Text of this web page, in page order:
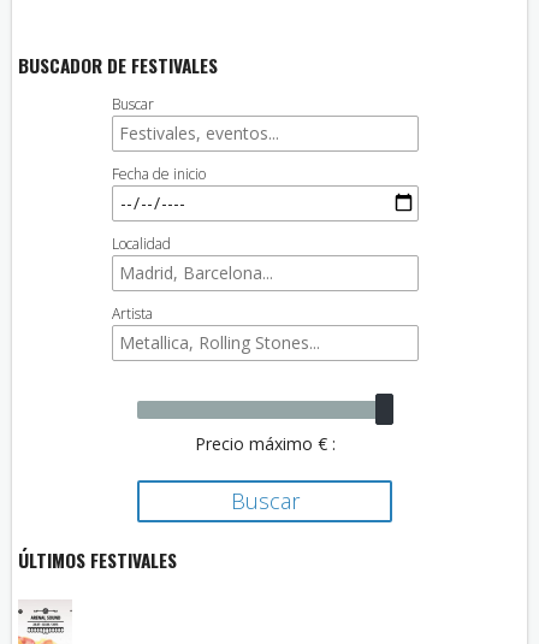
BUSCADOR DE FESTIVALES
Buscar
Fecha de inicio
Localidad
Artista
Precio máximo € :
ÚLTIMOS FESTIVALES